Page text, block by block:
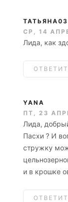
ТАТЬЯНА03
СР, 14
Лида, как
YANA
ПТ, 23
Лида,
Пасхи ? И
стружку
и в крошке